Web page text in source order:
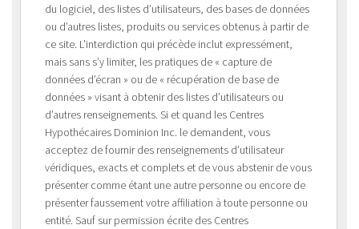
du logiciel, des listes d’utilisateurs, des bases de données
ou d’autres listes, produits ou services obtenus à partir de
ce site. L’interdiction qui précède inclut expressément,
mais sans s’y limiter, les pratiques de « capture de
données d’écran » ou de « récupération de base de
données » visant à obtenir des listes d’utilisateurs ou
d’autres renseignements. Si et quand les Centres
Hypothécaires Dominion Inc. le demandent, vous
acceptez de fournir des renseignements d’utilisateur
véridiques, exacts et complets et de vous abstenir de vous
présenter comme étant une autre personne ou encore de
présenter faussement votre affiliation à toute personne ou
entité. Sauf sur permission écrite des Centres